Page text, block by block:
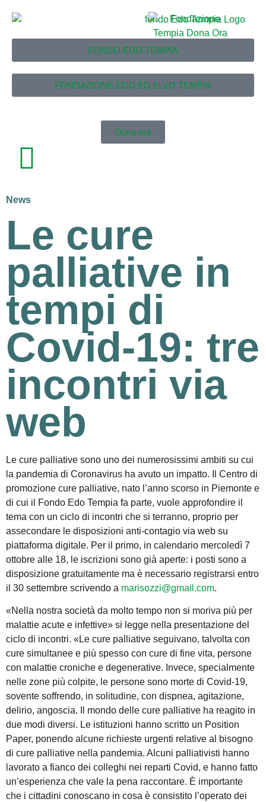
FONDO EDO TEMPIA
FONDAZIONE EDO ED ELVO TEMPIA
Dona ora
News
Le cure
palliative in
tempi di
Covid-19: tre
incontri via
web
Le cure palliative sono uno dei numerosissimi ambiti su cui
la pandemia di Coronavirus ha avuto un impatto. Il Centro di
promozione cure palliative, nato l’anno scorso in Piemonte e
di cui il Fondo Edo Tempia fa parte, vuole approfondire il
tema con un ciclo di incontri che si terranno, proprio per
assecondare le disposizioni anti-contagio via web su
piattaforma digitale. Per il primo, in calendario mercoledì 7
ottobre alle 18, le iscrizioni sono già aperte: i posti sono a
disposizione gratuitamente ma è necessario registrarsi entro
il 30 settembre scrivendo a marisozzi@gmail.com.
«Nella nostra società da molto tempo non si moriva più per
malattie acute e infettive» si legge nella presentazione del
ciclo di incontri. «Le cure palliative seguivano, talvolta con
cure simultanee e più spesso con cure di fine vita, persone
con malattie croniche e degenerative. Invece, specialmente
nelle zone più colpite, le persone sono morte di Covid-19,
sovente soffrendo, in solitudine, con dispnea, agitazione,
delirio, angoscia. Il mondo delle cure palliative ha reagito in
due modi diversi. Le istituzioni hanno scritto un Position
Paper, ponendo alcune richieste urgenti relative al bisogno
di cure palliative nella pandemia. Alcuni palliativisti hanno
lavorato a fianco dei colleghi nei reparti Covid, e hanno fatto
un’esperienza che vale la pena raccontare. È importante
che i cittadini conoscano in cosa è consistito l’operato dei